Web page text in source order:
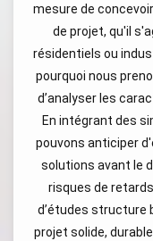
mesure de
de projet, qu'il
résidentiels ou
pourquoi nous
d’analyser les
En intégrant des
pouvons anticiper
solutions avant le
risques de
d’études structure
projet solide,